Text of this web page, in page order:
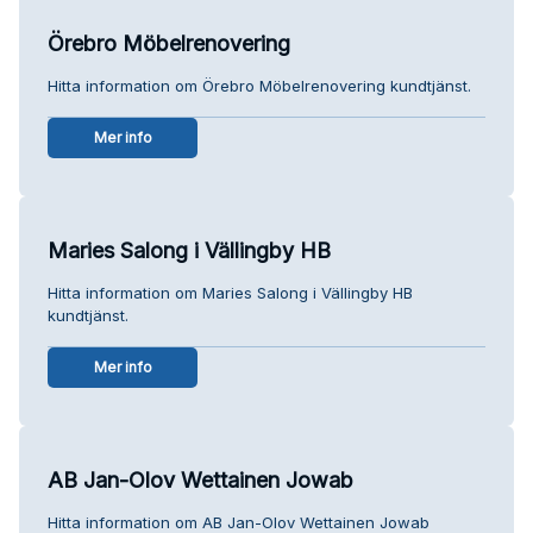
Örebro Möbelrenovering
Hitta information om Örebro Möbelrenovering kundtjänst.
Mer info
Maries Salong i Vällingby HB
Hitta information om Maries Salong i Vällingby HB
kundtjänst.
Mer info
AB Jan-Olov Wettainen Jowab
Hitta information om AB Jan-Olov Wettainen Jowab